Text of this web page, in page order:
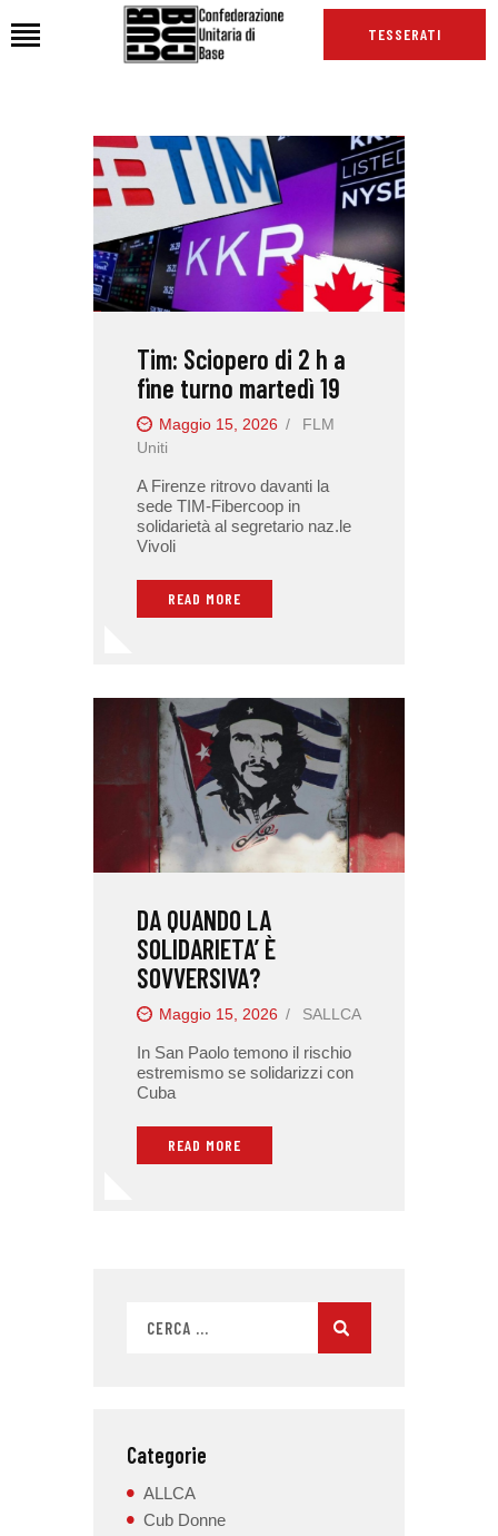
TESSERATI
HOME
CHI SIAMO
NEWS
PODCAST CUB
INTERNAZIONALE
RASSEGNA STAMPA
Tim: Sciopero di 2 h a
fine turno martedì 19
Maggio 15, 2026
FLM
Uniti
A Firenze ritrovo davanti la
sede TIM-Fibercoop in
solidarietà al segretario naz.le
Vivoli
READ MORE
DA QUANDO LA
SOLIDARIETA’ È
SOVVERSIVA?
Maggio 15, 2026 SALLCA
In San Paolo temono il rischio
estremismo se solidarizzi con
Cuba
READ MORE
Categorie
ALLCA
Cub Donne